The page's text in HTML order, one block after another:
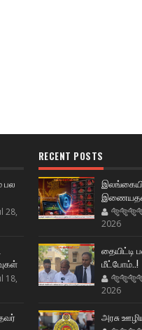
பல
28,
18,
RECENT POSTS
2026
தையிட்டி
மீட்போம்..!
2026
அரசு